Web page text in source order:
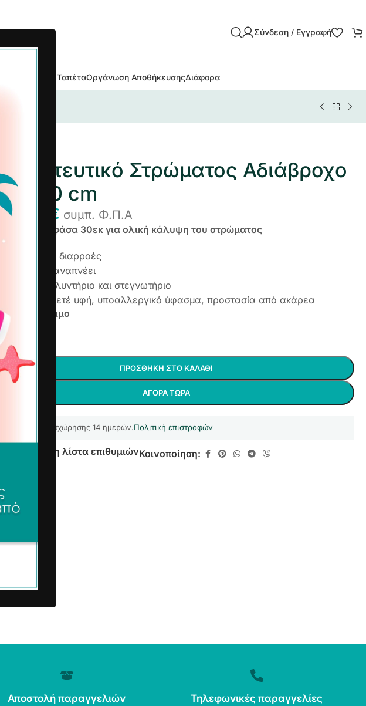
Σύνδεση / Εγγραφή
Χαλιά – ΤαπέταΟργάνωση ΑποθήκευσηςΔιάφορα
Στρώματος Αδιάβροχο
cm
€ € συμπ. Φ.Π.Α
φάσα 30εκ για ολική κάλυψη του στρώματος
από διαρροές
που αναπνέει
για πλυντήριο και στεγνωτήριο
πετσετέ υφή, υποαλλεργικό ύφασμα, προστασία από ακάρεα
διαθέσιμο
ΠΡΟΣΘΉΚΗ ΣΤΟ ΚΑΛΆΘΙ
ΑΓΟΡΆ ΤΏΡΑ
Δικαίωμα υπαναχώρησης 14 ημερών.Πολιτική επιστροφών
Προσθήκη στη λίστα επιθυμιώνΚοινοποίηση:
Αποστολή παραγγελιών Τηλεφωνικές παραγγελίες